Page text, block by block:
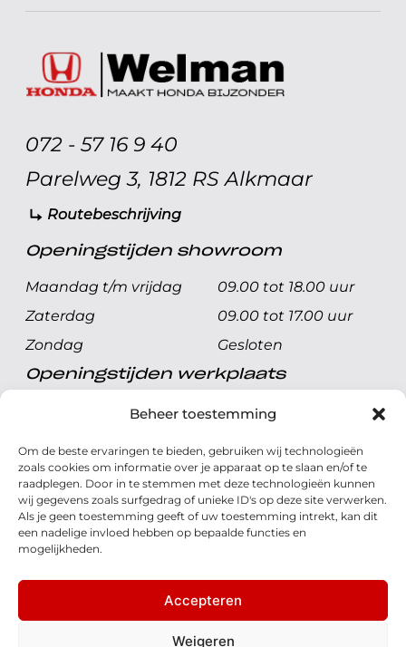
Beheer toestemming
Om de beste ervaringen te bieden, gebruiken wij technologieën
zoals cookies om informatie over je apparaat op te slaan en/of te
raadplegen. Door in te stemmen met deze technologieën kunnen
wij gegevens zoals surfgedrag of unieke ID's op deze site verwerken.
Als je geen toestemming geeft of uw toestemming intrekt, kan dit
een nadelige invloed hebben op bepaalde functies en
mogelijkheden.
Accepteren
Weigeren
072 - 57 16 9 40
Parelweg 3, 1812 RS Alkmaar
Routebeschrijving
Openingstijden showroom
Maandag t/m vrijdag
09.00 tot 18.00 uur
Zaterdag
09.00 tot 17.00 uur
Zondag
Gesloten
Openingstijden werkplaats
Maandag t/m vrijdag
08.00 tot 17.00 uur
Zondag
Gesloten
Volg ons
© 2026 - Honda Welman